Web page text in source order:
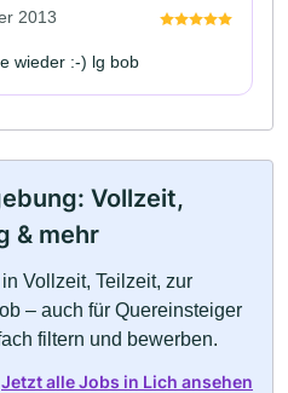
2013
wieder :-) lg bob
Vollzeit,
& mehr
Vollzeit, Teilzeit, zur
– auch für Quereinsteiger
filtern und bewerben.
Jetzt alle Jobs in Lich ansehen